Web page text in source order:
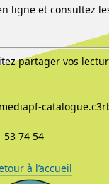
ligne et consultez
partager vos
74 54
à l’accueil